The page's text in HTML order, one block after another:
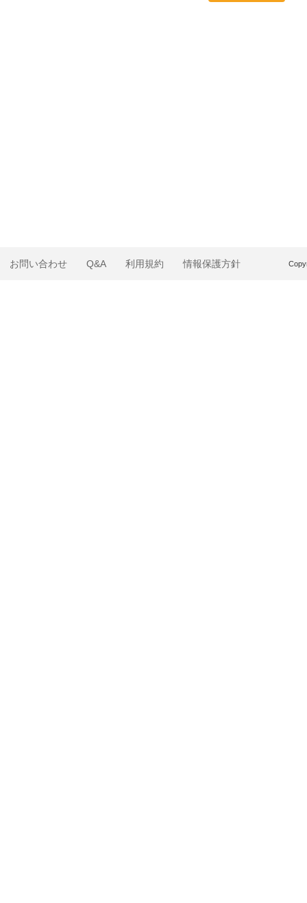
お問い合わせ Q&A 利用規約 情報保護方針